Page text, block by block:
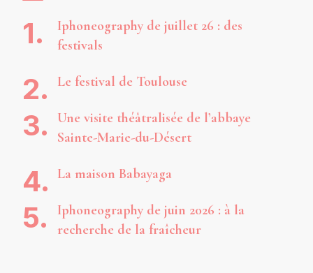
Iphoneography de juillet 26 : des
festivals
Le festival de Toulouse
Une visite théâtralisée de l’abbaye
Sainte-Marie-du-Désert
La maison Babayaga
Iphoneography de juin 2026 : à la
recherche de la fraîcheur